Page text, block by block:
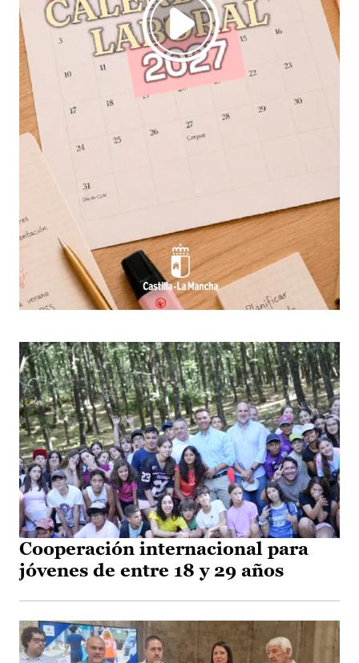
Cooperación internacional para
jóvenes de entre 18 y 29 años